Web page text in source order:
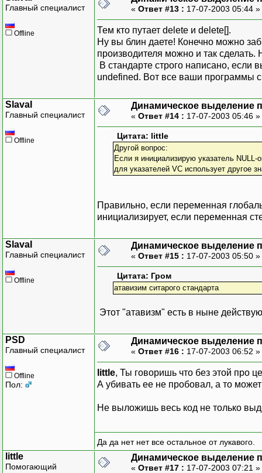
Главный специалист
Offline
« Ответ #13 : 17-07-2003 05:44 »
Тем кто путает delete и delete[].
Ну вы блин даете! Конечно можно
производителя можно и так сделать.
В стандарте строго написано, если
undefined. Вот все ваши программы
SlavaI
Главный специалист
Offline
Динамическое выделение
« Ответ #14 : 17-07-2003 05:46 »
Цитата: little
Другой вопрос:
Если я инициализирую указатель NULL-
для указателей VC использует другое
Правильно, если переменная
инициализирует, если переменная
SlavaI
Главный специалист
Offline
Динамическое выделение
« Ответ #15 : 17-07-2003 05:50 »
Цитата: Гром
атавизим ситарого стандарта
Этот "атавизм" есть в ныне
PSD
Главный специалист
Offline
Пол:
Динамическое выделение
« Ответ #16 : 17-07-2003 06:52 »
little, Ты говоришь что без этой про
А убивать ее не пробовал, а то
Не выложишь весь код не только
Да да нет нет все остальное от лукавого.
little
Помогающий
Динамическое выделение
« Ответ #17 : 17-07-2003 07:21 »